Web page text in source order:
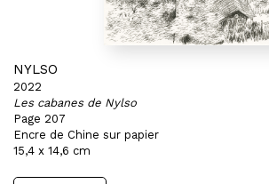
NYLSO
2022
Les cabanes de Nylso
Page 207
Encre de Chine sur papier
15,4 x 14,6 cm